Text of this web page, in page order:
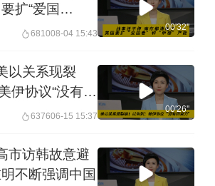
扩“爱国
681008-04 15:43
00'32''
以关系现裂
伊协议“没有约
637606-15 15:37
00'26''
市访韩故意避
不断强调中国